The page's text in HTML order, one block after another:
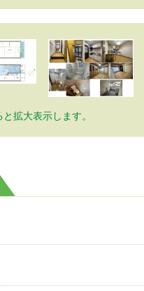
拡大表示します。